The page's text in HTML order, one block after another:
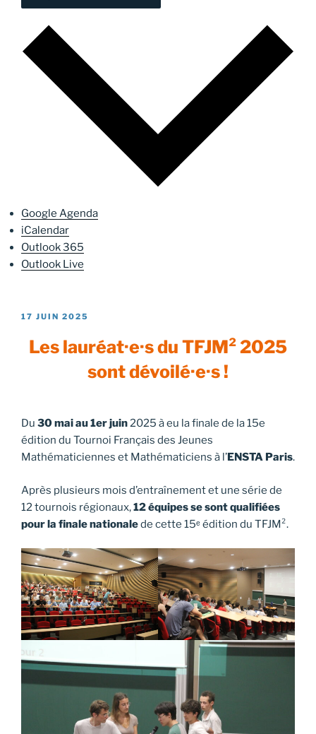
Google Agenda
iCalendar
Outlook 365
Outlook Live
PUBLIÉ
17 JUIN 2025
Les lauréat·e·s du TFJM²2025
sont dévoilé·e·s !
Du 30 mai au 1er juin2025 à eu la finale de la 15e
édition du Tournoi Français des Jeunes
Mathématiciennes et Mathématiciens à l’ENSTA Paris.
Après plusieurs mois d’entraînement et une série de
12 tournois régionaux,12 équipes se sont qualifiées
pour la finale nationalede cette 15ᵉ édition du TFJM².